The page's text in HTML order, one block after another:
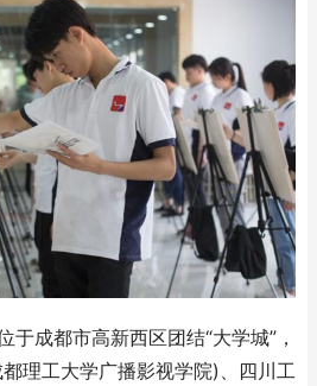
于成都市高新西区团结“大学城”，
理工大学广播影视学院)、四川工